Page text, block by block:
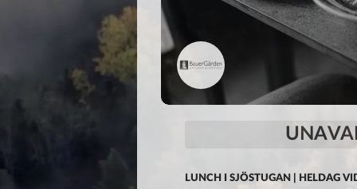
LUNCH I SJÖSTUGAN | HELDAG